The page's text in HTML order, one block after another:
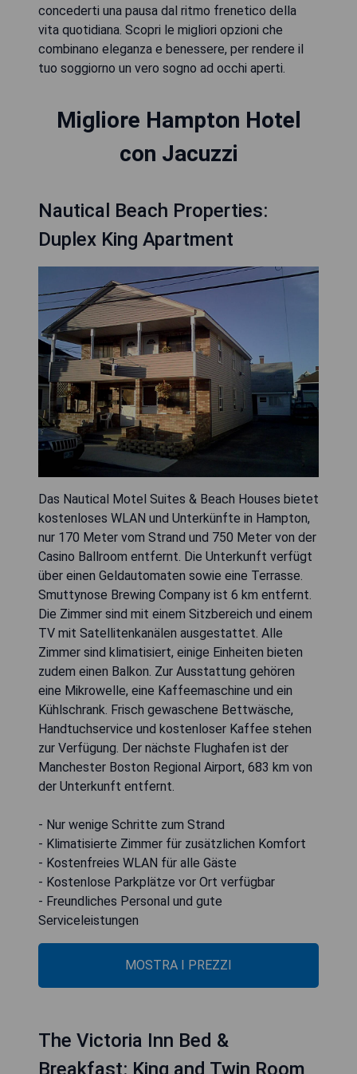
concederti una pausa dal ritmo frenetico della
vita quotidiana. Scopri le migliori opzioni che
combinano eleganza e benessere, per rendere il
tuo soggiorno un vero sogno ad occhi aperti.
Migliore Hampton Hotel
con Jacuzzi
Nautical Beach Properties:
Duplex King Apartment
Das Nautical Motel Suites & Beach Houses bietet
kostenloses WLAN und Unterkünfte in Hampton,
nur 170 Meter vom Strand und 750 Meter von der
Casino Ballroom entfernt. Die Unterkunft verfügt
über einen Geldautomaten sowie eine Terrasse.
Smuttynose Brewing Company ist 6 km entfernt.
Die Zimmer sind mit einem Sitzbereich und einem
TV mit Satellitenkanälen ausgestattet. Alle
Zimmer sind klimatisiert, einige Einheiten bieten
zudem einen Balkon. Zur Ausstattung gehören
eine Mikrowelle, eine Kaffeemaschine und ein
Kühlschrank. Frisch gewaschene Bettwäsche,
Handtuchservice und kostenloser Kaffee stehen
zur Verfügung. Der nächste Flughafen ist der
Manchester Boston Regional Airport, 683 km von
der Unterkunft entfernt.
- Nur wenige Schritte zum Strand
- Klimatisierte Zimmer für zusätzlichen Komfort
- Kostenfreies WLAN für alle Gäste
- Kostenlose Parkplätze vor Ort verfügbar
- Freundliches Personal und gute
Serviceleistungen
MOSTRA I PREZZI
The Victoria Inn Bed &
Breakfast: King and Twin Room